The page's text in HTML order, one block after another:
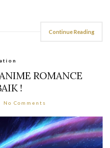
Continue Reading
ROMANCE
!
No Comments